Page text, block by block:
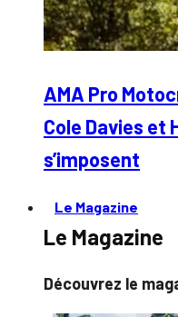
AMA Pro
Cole Davies et
s’imposent
Le Magazine
Le Magazine
Découvrez le